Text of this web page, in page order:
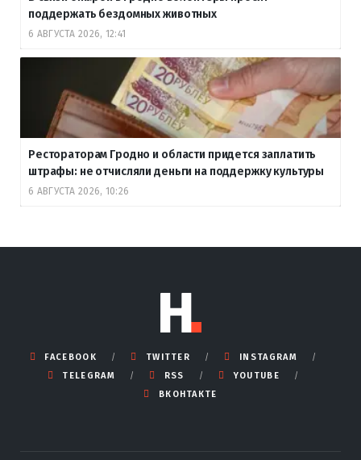
поддержать бездомных животных
6 АВГУСТА 2026, 12:41
Рестораторам Гродно и области придется заплатить
штрафы: не отчисляли деньги на поддержку культуры
6 АВГУСТА 2026, 10:26
FACEBOOK TWITTER
INSTAGRAM
TELEGRAM
RSS
YOUTUBE
ВКОНТАКТЕ